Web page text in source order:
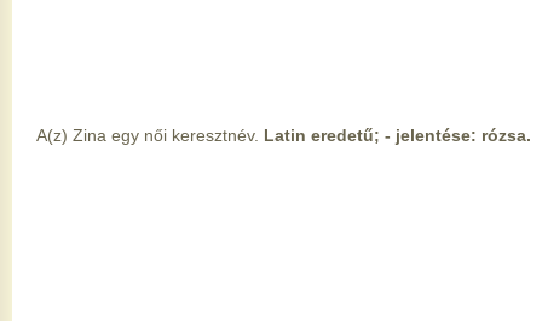
A(z) Zina egy női keresztnév. Latin eredetű; - jelentése: rózsa.